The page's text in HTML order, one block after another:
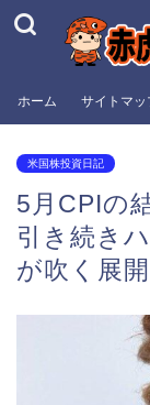
ホーム サイトマッ
米国株投資日記
5月CPIの
引き続き
が吹く展